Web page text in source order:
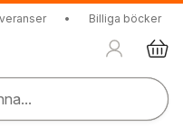
• Billiga böcker